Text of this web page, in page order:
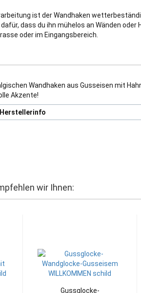
ist der Wandhaken
dass du ihn mühelos an Wänden
oder im Eingangsbereich.
Wandhaken aus Gusseisen mit
Akzente!
wir Ihnen:
Gussglocke-